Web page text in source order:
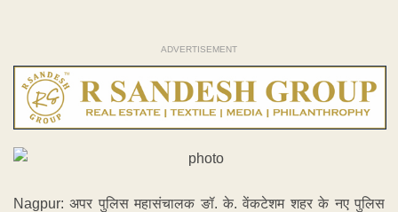
ADVERTISEMENT
Nagpur: अपर पुलिस महासंचालक ङॉ. के. वेंकटेशम शहर के नए पुलिस